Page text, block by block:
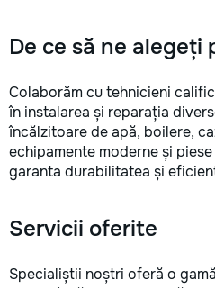
De ce să ne alegeți
Colaborăm cu tehnicieni
în instalarea și reparația
încălzitoare de apă, boilere,
echipamente moderne și
garanta durabilitatea și
Servicii oferite
Specialiștii noștri oferă o